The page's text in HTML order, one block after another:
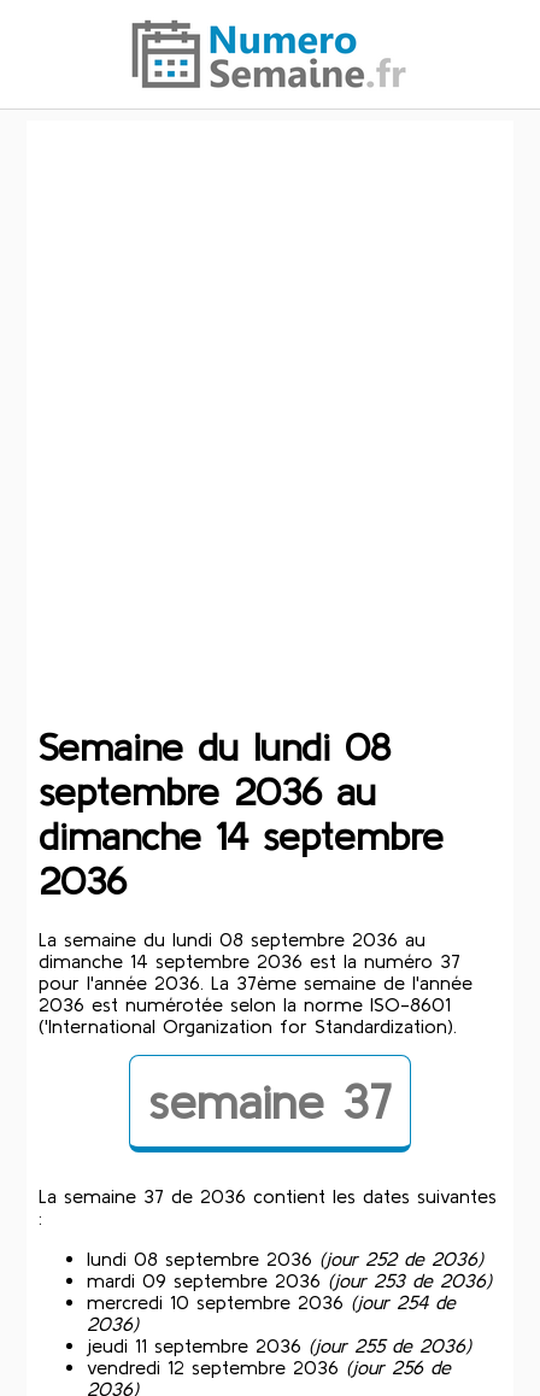
Semaine du lundi 08
septembre 2036 au
dimanche 14 septembre
2036
La semaine du lundi 08 septembre 2036 au
dimanche 14 septembre 2036 est la numéro 37
pour l'année 2036. La 37ème semaine de l'année
2036 est numérotée selon la norme ISO-8601
('International Organization for Standardization).
semaine 37
La semaine 37 de 2036 contient les dates suivantes
:
lundi 08 septembre 2036 (jour 252 de 2036)
mardi 09 septembre 2036 (jour 253 de 2036)
mercredi 10 septembre 2036 (jour 254 de
2036)
jeudi 11 septembre 2036 (jour 255 de 2036)
vendredi 12 septembre 2036 (jour 256 de
2036)